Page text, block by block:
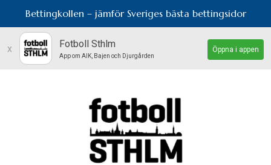
Bettingkollen – jämför Sveriges bästa bettingsidor
x Fotboll Sthlm
App om AIK, Bajen och Djurgården
Öppna i appen